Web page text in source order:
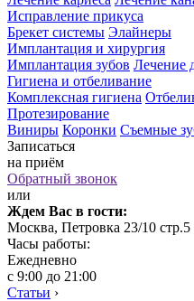
Исправление прикуса
Брекет системы Элайнеры
Имплантация и хирургия
Имплантация зубов Лечение
Гигиена и отбеливание
Комплексная гигиена
Протезирование
Виниры Коронки Съемные
Записаться
на приём
Обратный звонок
или
Ждем Вас в гости:
Москва, Петровка 23/10 стр.5
Часы работы:
Ежедневно
с 9:00 до 21:00
Статьи ›